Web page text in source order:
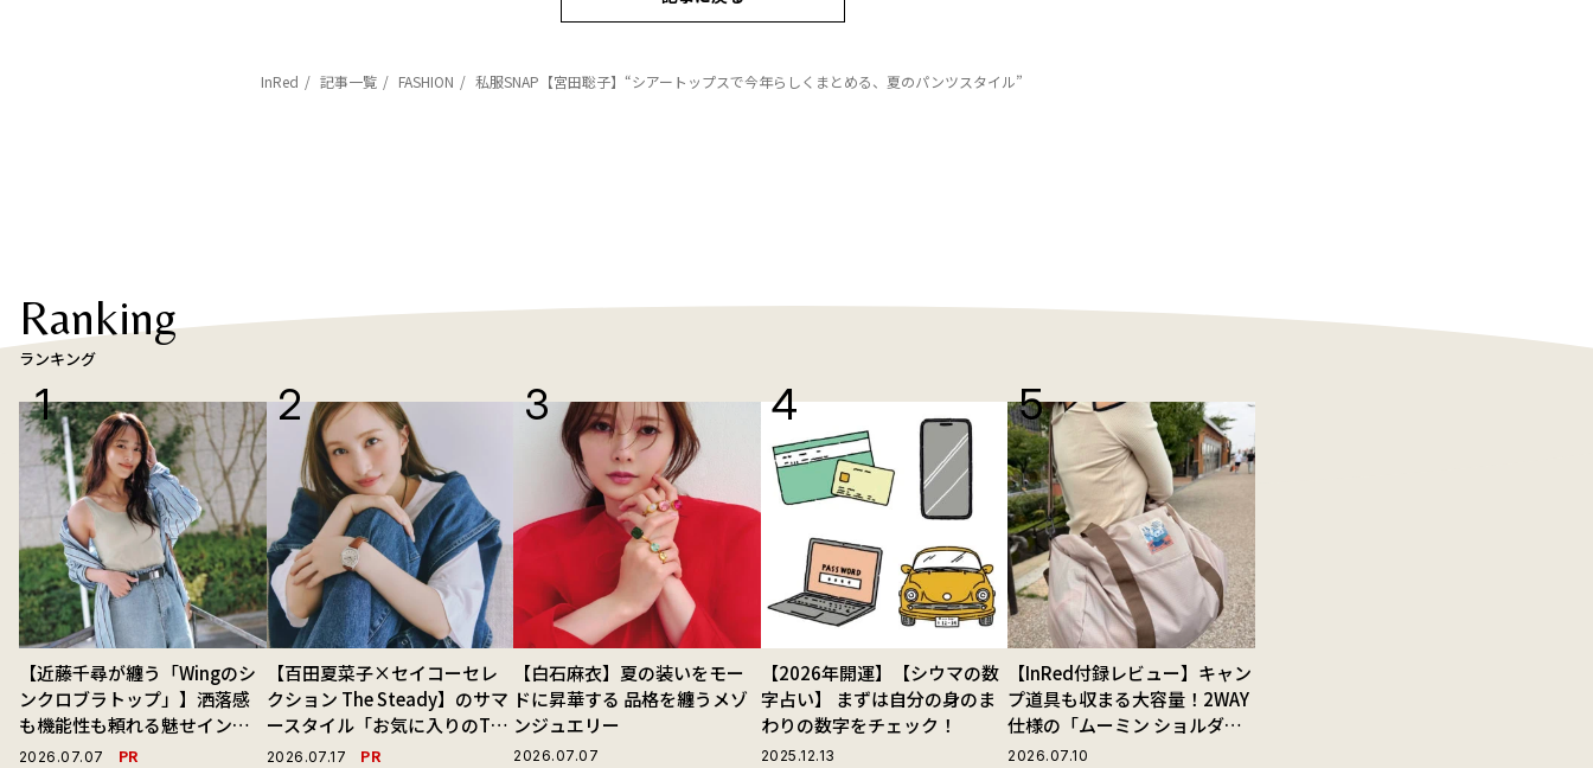
InRed 記事一覧 FASHION 私服SNAP【宮田聡子】“シアートップスで今年らしくまとめる、夏のパンツスタイル”
Ranking
ランキング
【近藤千尋が纏う「Wingのシ
ンクロブラトップ」】洒落感
も機能性も頼れる魅せインナ
ーで毎日を心地よくアプデ！
2026.07.07 PR
【百田夏菜子×セイコーセレ
クション The Steady】のサマ
ースタイル「お気に入りのTシ
ャツと最高の時計と。」
2026.07.17 PR
【白石麻衣】夏の装いをモー
ドに昇華する 品格を纏うメゾ
ンジュエリー
2026.07.07
【2026年開運】【シウマの数
字占い】 まずは自分の身のま
わりの数字をチェック！
2025.12.13
【InRed付録レビュー】キャン
プ道具も収まる大容量！2WAY
仕様の「ムーミン ショルダー
ストラップ付きボストンバッ
2026.07.10